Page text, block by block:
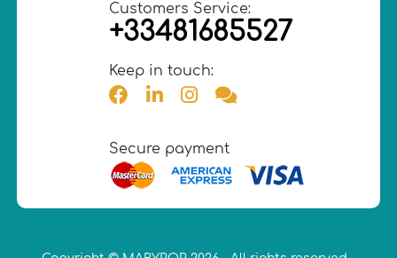
Customers Service:
+33481685527
Keep in touch:
Secure payment